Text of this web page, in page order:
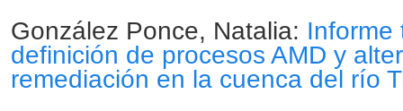
González Ponce, Natalia: Informe
definición de procesos AMD y
remediación en la cuenca del río